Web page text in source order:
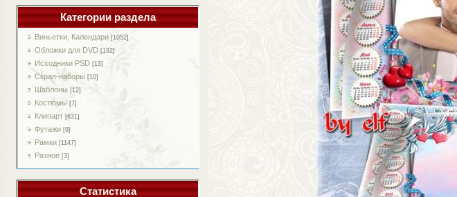
Категории раздела
Виньетки, Календари [1052]
Обложки для DVD [192]
Исходники PSD [13]
Скрап-наборы [10]
Шаблоны [12]
Костюмы [7]
Клипарт [631]
Футажи [9]
Рамки [1147]
Разное [3]
Статистика